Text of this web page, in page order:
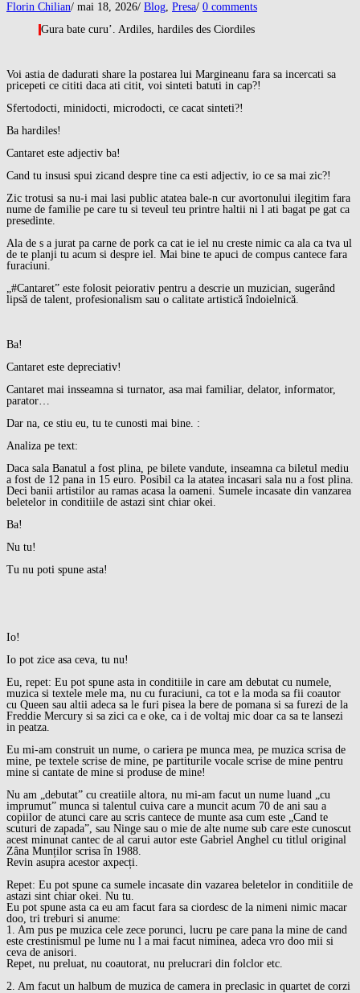
Florin Chilian/ mai 18, 2026/ Blog, Presa/ 0 comments
Gura bate curu’. Ardiles, hardiles des Ciordiles
Voi astia de dadurati share la postarea lui Margineanu fara sa incercati sa
pricepeti ce cititi daca ati citit, voi sinteti batuti in cap?!
Sfertodocti, minidocti, microdocti, ce cacat sinteti?!
Ba hardiles!
Cantaret este adjectiv ba!
Cand tu insusi spui zicand despre tine ca esti adjectiv, io ce sa mai zic?!
Zic trotusi sa nu-i mai lasi public atatea bale-n cur avortonului ilegitim fara
nume de familie pe care tu si teveul teu printre haltii ni l ati bagat pe gat ca
presedinte.
Ala de s a jurat pa carne de pork ca cat ie iel nu creste nimic ca ala ca tva ul
de te planji tu acum si despre iel. Mai bine te apuci de compus cantece fara
furaciuni.
„#Cantaret” este folosit peiorativ pentru a descrie un muzician, sugerând
lipsă de talent, profesionalism sau o calitate artistică îndoielnică.
Ba!
Cantaret este depreciativ!
Cantaret mai insseamna si turnator, asa mai familiar, delator, informator,
parator…
Dar na, ce stiu eu, tu te cunosti mai bine. :
Analiza pe text:
Daca sala Banatul a fost plina, pe bilete vandute, inseamna ca biletul mediu
a fost de 12 pana in 15 euro. Posibil ca la atatea incasari sala nu a fost plina.
Deci banii artistilor au ramas acasa la oameni. Sumele incasate din vanzarea
beletelor in conditiile de astazi sint chiar okei.
Ba!
Nu tu!
Tu nu poti spune asta!
Io!
Io pot zice asa ceva, tu nu!
Eu, repet: Eu pot spune asta in conditiile in care am debutat cu numele,
muzica si textele mele ma, nu cu furaciuni, ca tot e la moda sa fii coautor
cu Queen sau altii adeca sa le furi pisea la bere de pomana si sa furezi de la
Freddie Mercury si sa zici ca e oke, ca i de voltaj mic doar ca sa te lansezi
in peatza.
Eu mi-am construit un nume, o cariera pe munca mea, pe muzica scrisa de
mine, pe textele scrise de mine, pe partiturile vocale scrise de mine pentru
mine si cantate de mine si produse de mine!
Nu am „debutat” cu creatiile altora, nu mi-am facut un nume luand „cu
imprumut” munca si talentul cuiva care a muncit acum 70 de ani sau a
copiilor de atunci care au scris cantece de munte asa cum este „Cand te
scuturi de zapada”, sau Ninge sau o mie de alte nume sub care este cunoscut
acest minunat cantec de al carui autor este Gabriel Anghel cu titlul original
Zâna Munților scrisa în 1988.
Revin asupra acestor axpecți.
Repet: Eu pot spune ca sumele incasate din vazarea beletelor in conditiile de
astazi sint chiar okei. Nu tu.
Eu pot spune asta ca eu am facut fara sa ciordesc de la nimeni nimic macar
doo, tri treburi si anume:
1. Am pus pe muzica cele zece porunci, lucru pe care pana la mine de cand
este crestinismul pe lume nu l a mai facut niminea, adeca vro doo mii si
ceva de anisori.
Repet, nu preluat, nu coautorat, nu prelucrari din folclor etc.
2. Am facut un halbum de muzica de camera in preclasic in quartet de corzi